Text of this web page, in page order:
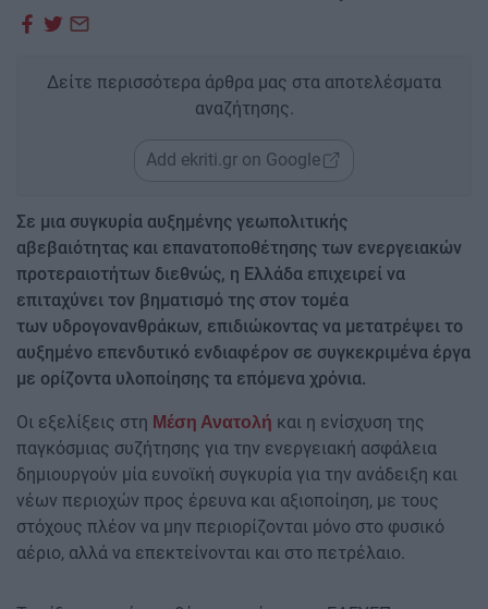
Δείτε περισσότερα άρθρα μας στα αποτελέσματα
αναζήτησης.
Add ekriti.gr on Google
Σε μια συγκυρία αυξημένης γεωπολιτικής
αβεβαιότητας και επανατοποθέτησης των ενεργειακών
προτεραιοτήτων διεθνώς, η Ελλάδα επιχειρεί να
επιταχύνει τον βηματισμό της στον τομέα
των υδρογονανθράκων, επιδιώκοντας να μετατρέψει το
αυξημένο επενδυτικό ενδιαφέρον σε συγκεκριμένα έργα
με ορίζοντα υλοποίησης τα επόμενα χρόνια.
Οι εξελίξεις στη Μέση Ανατολή και η ενίσχυση της
παγκόσμιας συζήτησης για την ενεργειακή ασφάλεια
δημιουργούν μία ευνοϊκή συγκυρία για την ανάδειξη και
νέων περιοχών προς έρευνα και αξιοποίηση, με τους
στόχους πλέον να μην περιορίζονται μόνο στο φυσικό
αέριο, αλλά να επεκτείνονται και στο πετρέλαιο.